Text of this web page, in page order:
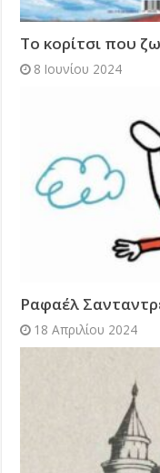
Το κορίτσι που
8 Ιουνίου 2024
Ραφαέλ
18 Απριλίου 2024